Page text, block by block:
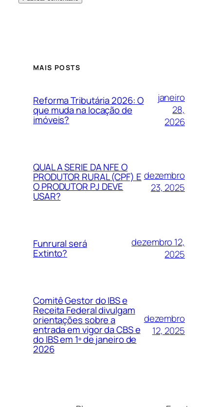
MAIS POSTS
Reforma Tributária 2026: O
que muda na locação de
imóveis?
janeiro
28,
2026
QUAL A SERIE DA NFE O
PRODUTOR RURAL (CPF) E
O PRODUTOR PJ DEVE
USAR?
dezembro
23, 2025
Funrural será
Extinto?
dezembro 12,
2025
Comitê Gestor do IBS e
Receita Federal divulgam
orientações sobre a
entrada em vigor da CBS e
do IBS em 1º de janeiro de
2026
dezembro
12, 2025